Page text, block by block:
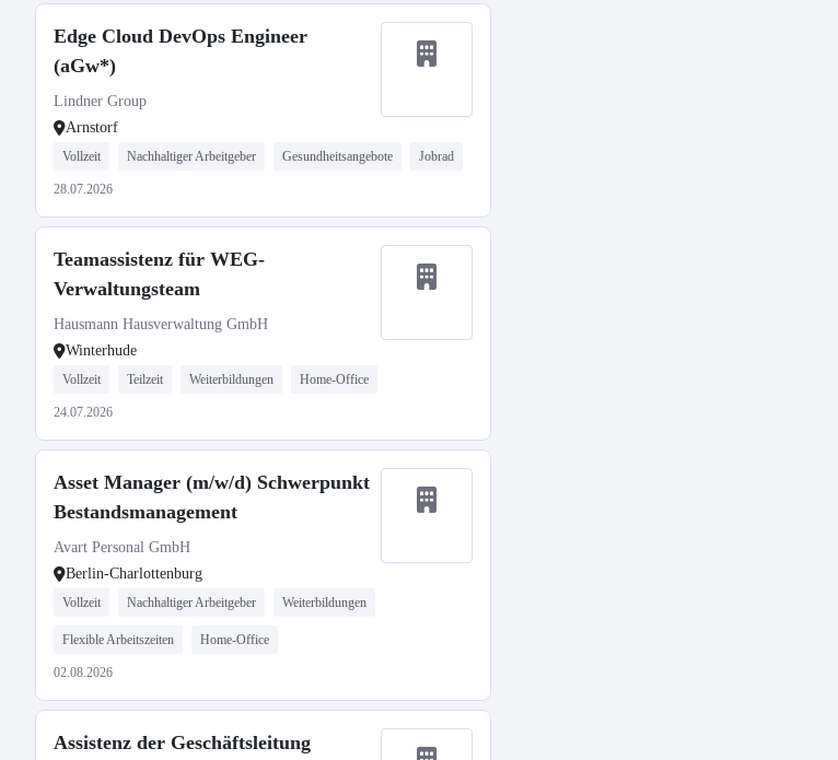
Edge Cloud DevOps Engineer
(aGw*)
Lindner Group
Arnstorf
Vollzeit Nachhaltiger Arbeitgeber Gesundheitsangebote Jobrad
28.07.2026
Teamassistenz für WEG-
Verwaltungsteam
Hausmann Hausverwaltung GmbH
Winterhude
Vollzeit Teilzeit Weiterbildungen Home-Office
24.07.2026
Asset Manager (m/w/d) Schwerpunkt
Bestandsmanagement
Avart Personal GmbH
Berlin-Charlottenburg
Vollzeit Nachhaltiger Arbeitgeber Weiterbildungen
Flexible Arbeitszeiten Home-Office
02.08.2026
Assistenz der Geschäftsleitung